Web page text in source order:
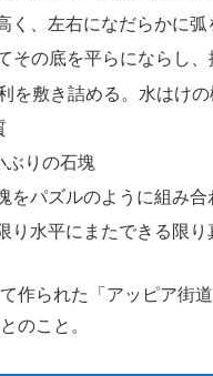
、左右になだらかに弧
その底を平らにならし
を敷き詰める。水はけ
ぶりの石塊
をパズルのように組み合
り水平にまたできる限
作られた「アッピア街
のこと。